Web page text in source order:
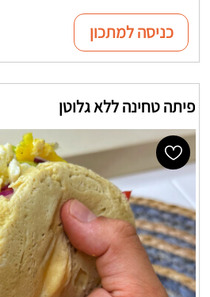
כניסה למתכון
פיתה טחינה ללא גלוטן